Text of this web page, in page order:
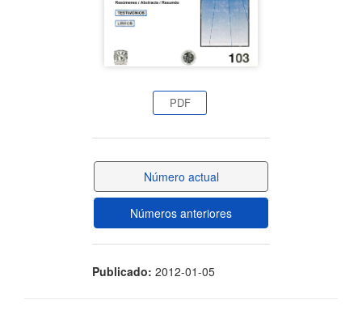
PDF
Número actual
Números anteriores
Publicado: 2012-01-05